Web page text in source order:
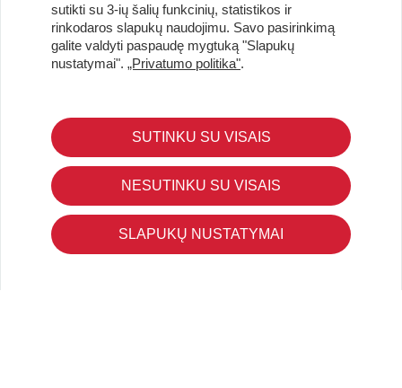
Užsisakykite naujienlaiškį ir pirmi gaukite geriausius
pasiūlymus!
KLIENTŲ APTARNAVIMAS
Pirkimo – pardavimo taisyklės
Pristatymas ir grąžinimas
Apmokėjimo būdai
Kokybės ir saugumo standartai
Privatumo taisyklės
sutikti su 3-ių šalių funkcinių, statistikos ir
rinkodaros slapukų naudojimu. Savo pasirinkimą
galite valdyti paspaudę mygtuką "Slapukų
nustatymai". „Privatumo politika".
SUTINKU SU VISAIS
NESUTINKU SU VISAIS
SLAPUKŲ NUSTATYMAI